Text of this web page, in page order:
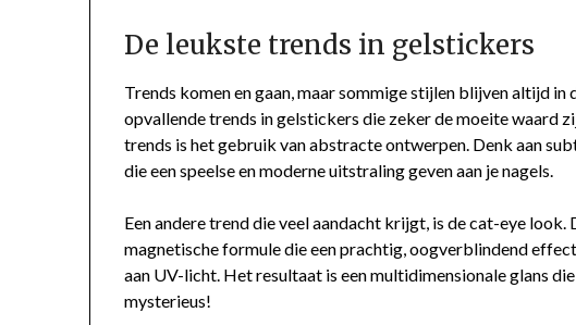
De leukste trends in gelstickers
Trends komen en gaan, maar sommige stijlen blijven altijd in
opvallende trends in gelstickers die zeker de moeite waard
trends is het gebruik van abstracte ontwerpen. Denk aan
die een speelse en moderne uitstraling geven aan je nagels.
Een andere trend die veel aandacht krijgt, is de cat-eye look.
magnetische formule die een prachtig, oogverblindend
aan UV-licht. Het resultaat is een multidimensionale glans
mysterieus!